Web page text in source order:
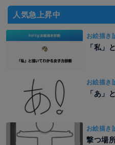
人気急上昇中
お絵描き
「私」
お絵描き
「あ」
お絵描き
撃つ場